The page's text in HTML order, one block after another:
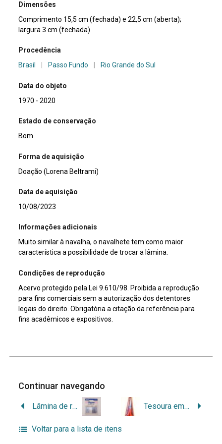
Dimensões
Comprimento 15,5 cm (fechada) e 22,5 cm (aberta);
largura 3 cm (fechada)
Procedência
Brasil
Passo Fundo Rio Grande do Sul
Data do objeto
1970 - 2020
Estado de conservação
Bom
Forma de aquisição
Doação (Lorena Beltrami)
Data de aquisição
10/08/2023
Informações adicionais
Muito similar à navalha, o navalhete tem como maior
característica a possibilidade de trocar a lâmina.
Condições de reprodução
Acervo protegido pela Lei 9.610/98. Proibida a reprodução
para fins comerciais sem a autorização dos detentores
legais do direito. Obrigatória a citação da referência para
fins acadêmicos e expositivos.
Continuar navegando
Lâmina de reposição Wahl Tesoura em embalagem
Voltar para a lista de itens